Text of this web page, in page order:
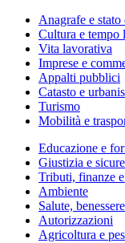
Anagrafe e
Cultura e tempo
Vita lavorativa
Imprese e
Appalti pubblici
Catasto e
Turismo
Mobilità e
Educazione e
Giustizia e
Tributi, finanze
Ambiente
Salute,
Autorizzazioni
Agricoltura e